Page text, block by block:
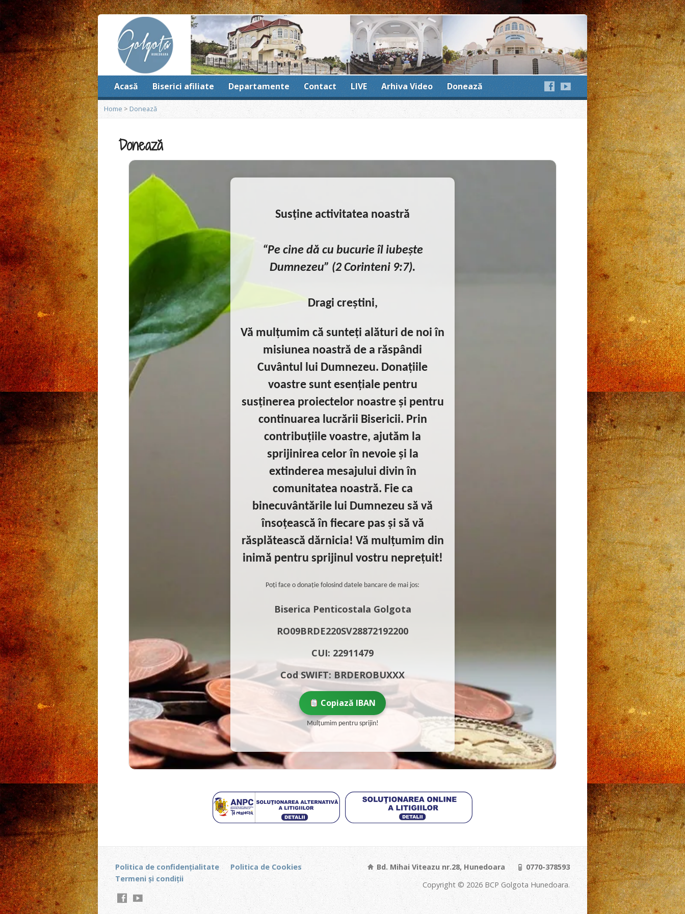
Locul împăcării cu Dumnezeu
Acasă Biserici afiliate Departamente Contact LIVE Arhiva Video Donează
Home > Donează
Donează
Susține activitatea noastră
“Pe cine dă cu bucurie îl iubește
Dumnezeu” (2 Corinteni 9:7).
Dragi creștini,
Vă mulțumim că sunteți alături de noi în
misiunea noastră de a răspândi
Cuvântul lui Dumnezeu. Donațiile
voastre sunt esențiale pentru
susținerea proiectelor noastre și pentru
continuarea lucrării Bisericii. Prin
contribuțiile voastre, ajutăm la
sprijinirea celor în nevoie și la
extinderea mesajului divin în
comunitatea noastră. Fie ca
binecuvântările lui Dumnezeu să vă
însoțească în fiecare pas și să vă
răsplătească dărnicia! Vă mulțumim din
inimă pentru sprijinul vostru neprețuit!
Poți face o donație folosind datele bancare de mai jos:
Biserica Penticostala Golgota
RO09BRDE220SV28872192200
CUI: 22911479
Cod SWIFT: BRDEROBUXXX
Copiază IBAN
Mulțumim pentru sprijin!
Politica de confidențialitate
Politica de Cookies
Termeni și condiții
Bd. Mihai Viteazu nr.28, Hunedoara
0770-378593
Copyright © 2026 BCP Golgota Hunedoara.